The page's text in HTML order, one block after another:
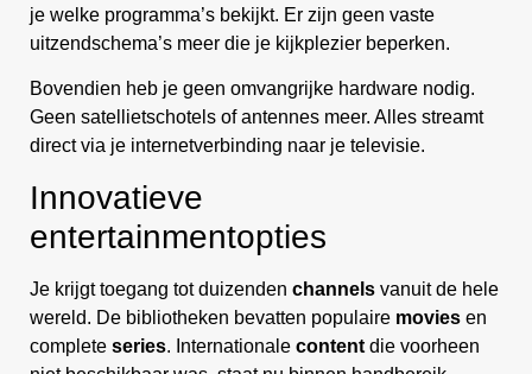
je welke programma’s bekijkt. Er zijn geen vaste
uitzendschema’s meer die je kijkplezier beperken.
Bovendien heb je geen omvangrijke hardware nodig.
Geen satellietschotels of antennes meer. Alles streamt
direct via je internetverbinding naar je televisie.
Innovatieve
entertainmentopties
Je krijgt toegang tot duizenden channels vanuit de hele
wereld. De bibliotheken bevatten populaire movies en
complete series. Internationale content die voorheen